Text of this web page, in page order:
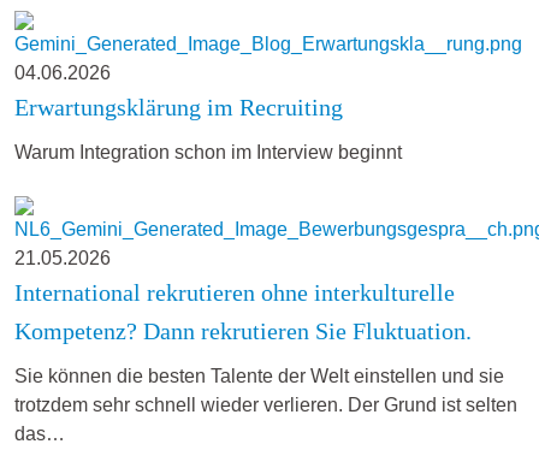
04.06.2026
Erwartungsklärung im Recruiting
Warum Integration schon im Interview beginnt
21.05.2026
International rekrutieren ohne interkulturelle
Kompetenz? Dann rekrutieren Sie Fluktuation.
Sie können die besten Talente der Welt einstellen und sie
trotzdem sehr schnell wieder verlieren. Der Grund ist selten
das…